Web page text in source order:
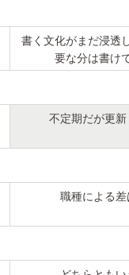
書く文化がまだ浸透
要な分は書け
不定期だが更
職種による